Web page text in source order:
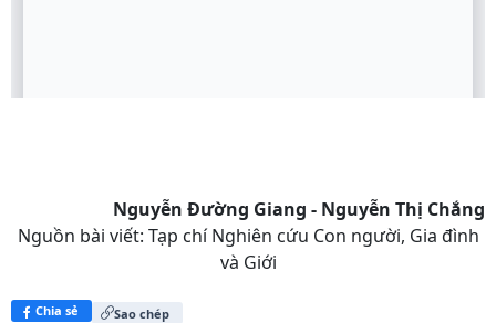
Nguyễn Đường Giang - Nguyễn Thị Chắng
Nguồn bài viết: Tạp chí Nghiên cứu Con người, Gia đình
và Giới
Chia sẻ Sao chép